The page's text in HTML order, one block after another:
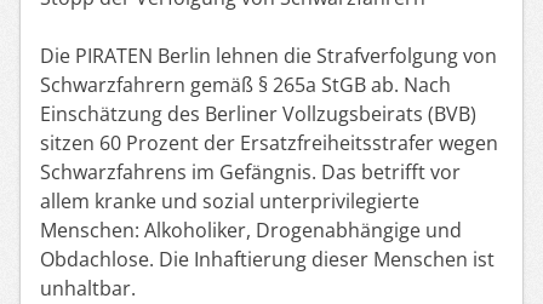
Die PIRATEN Berlin lehnen die Strafverfolgung von
Schwarzfahrern gemäß § 265a StGB ab. Nach
Einschätzung des Berliner Vollzugsbeirats (BVB)
sitzen 60 Prozent der Ersatzfreiheitsstrafer wegen
Schwarzfahrens im Gefängnis. Das betrifft vor
allem kranke und sozial unterprivilegierte
Menschen: Alkoholiker, Drogenabhängige und
Obdachlose. Die Inhaftierung dieser Menschen ist
unhaltbar.